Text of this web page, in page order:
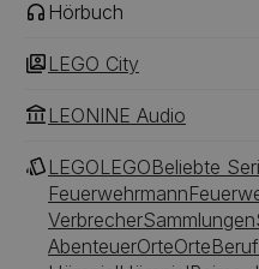
Hörbuch
LEGO City
LEONINE Audio
LEGOLEGOBeliebte
Feuerwehrmann
VerbrecherSammlungen
AbenteuerOrteOrte